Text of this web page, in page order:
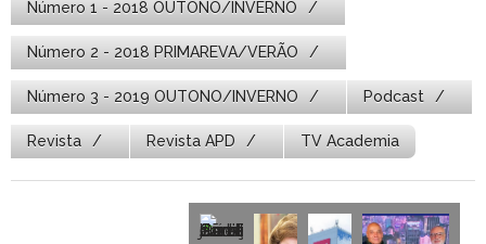
Número 1 - 2018 OUTONO/INVERNO
Número 2 - 2018 PRIMAREVA/VERÃO
Número 3 - 2019 OUTONO/INVERNO Podcast
Revista Revista APD TV Academia